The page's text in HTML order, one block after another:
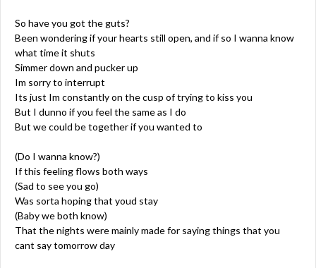
So have you got the guts?
Been wondering if your hearts still open, and if so I wanna know
what time it shuts
Simmer down and pucker up
Im sorry to interrupt
Its just Im constantly on the cusp of trying to kiss you
But I dunno if you feel the same as I do
But we could be together if you wanted to
(Do I wanna know?)
If this feeling flows both ways
(Sad to see you go)
Was sorta hoping that youd stay
(Baby we both know)
That the nights were mainly made for saying things that you
cant say tomorrow day